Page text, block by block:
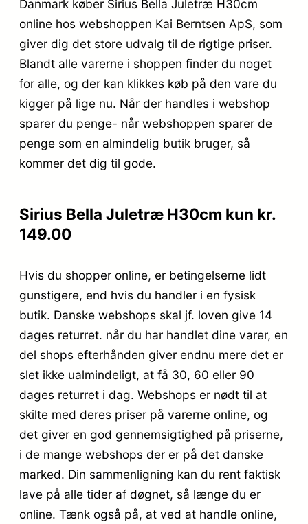
Danmark køber Sirius Bella Juletræ H30cm
online hos webshoppen Kai Berntsen ApS, som
giver dig det store udvalg til de rigtige priser.
Blandt alle varerne i shoppen finder du noget
for alle, og der kan klikkes køb på den vare du
kigger på lige nu. Når der handles i webshop
sparer du penge- når webshoppen sparer de
penge som en almindelig butik bruger, så
kommer det dig til gode.
Sirius Bella Juletræ H30cm kun kr.
149.00
Hvis du shopper online, er betingelserne lidt
gunstigere, end hvis du handler i en fysisk
butik. Danske webshops skal jf. loven give 14
dages returret. når du har handlet dine varer, en
del shops efterhånden giver endnu mere det er
slet ikke ualmindeligt, at få 30, 60 eller 90
dages returret i dag. Webshops er nødt til at
skilte med deres priser på varerne online, og
det giver en god gennemsigtighed på priserne,
i de mange webshops der er på det danske
marked. Din sammenligning kan du rent faktisk
lave på alle tider af døgnet, så længe du er
online. Tænk også på, at ved at handle online,